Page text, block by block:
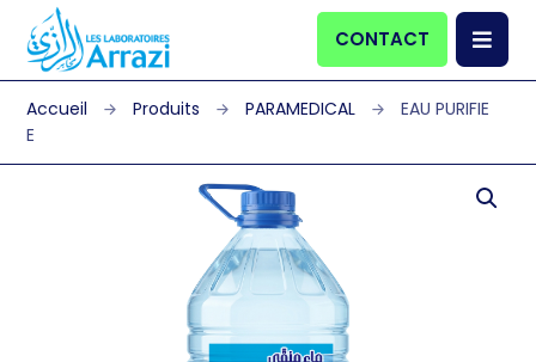
CONTACT
Produits PARAMEDICAL
EAU PURIFIE
E